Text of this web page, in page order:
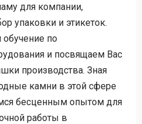
для компании,
упаковки и этикеток.
по
и посвящаем Вас
производства. Зная
камни в этой сфере
бесценным опытом для
работы в